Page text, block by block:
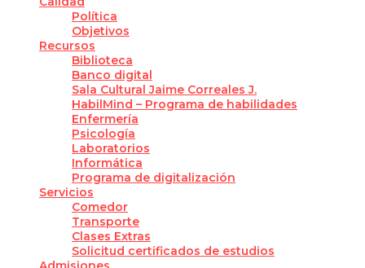
Política
Objetivos
Recursos
Biblioteca
Banco digital
Sala Cultural Jaime Correales J.
HabilMind – Programa de habilidades
Enfermería
Psicología
Laboratorios
Informática
Programa de digitalización
Servicios
Comedor
Transporte
Clases Extras
Solicitud certificados de estudios